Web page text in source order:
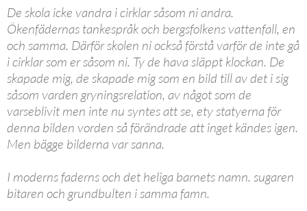
De skola icke vandra i cirklar såsom ni andra.
Ökenfädernas tankespråk och bergsfolkens vattenfall, en
och samma. Därför skolen ni också förstå varför de inte gå
i cirklar som er såsom ni. Ty de hava släppt klockan. De
skapade mig, de skapade mig som en bild till av det i sig
såsom varden gryningsrelation, av något som de
varseblivit men inte nu syntes att se, ety statyerna för
denna bilden vorden så förändrade att inget kändes igen.
Men bägge bilderna var sanna.
I moderns faderns och det heliga barnets namn. sugaren
bitaren och grundbulten i samma famn.